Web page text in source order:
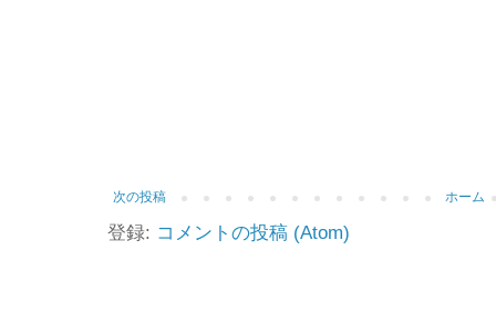
次の投稿 ホーム
登録: コメントの投稿 (Atom)